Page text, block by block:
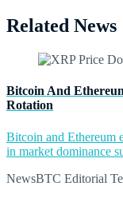
Related News
Bitcoin And
Rotation
Bitcoin and Ethereum
in market dominance
NewsBTC Editorial